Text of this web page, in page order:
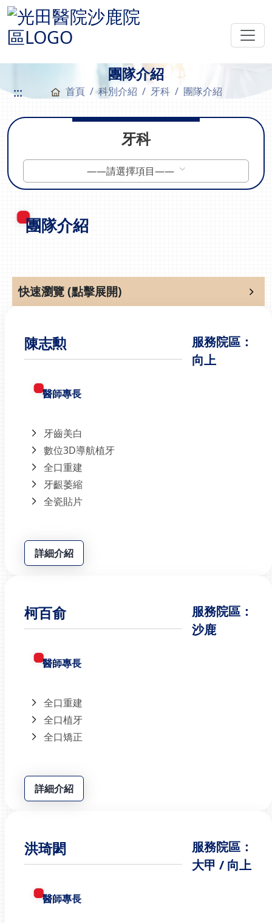
團隊介紹
::: 首頁 科別介紹 牙科 團隊介紹
牙科
——請選擇項目——
團隊介紹
快速瀏覽 (點擊展開)
陳志勲
服務院區：
向上
醫師專長
牙齒美白
數位3D導航植牙
全口重建
牙齦萎縮
全瓷貼片
詳細介紹
柯百俞
服務院區：
沙鹿
醫師專長
全口重建
全口植牙
全口矯正
詳細介紹
洪琦閎
服務院區：
大甲 / 向上
醫師專長